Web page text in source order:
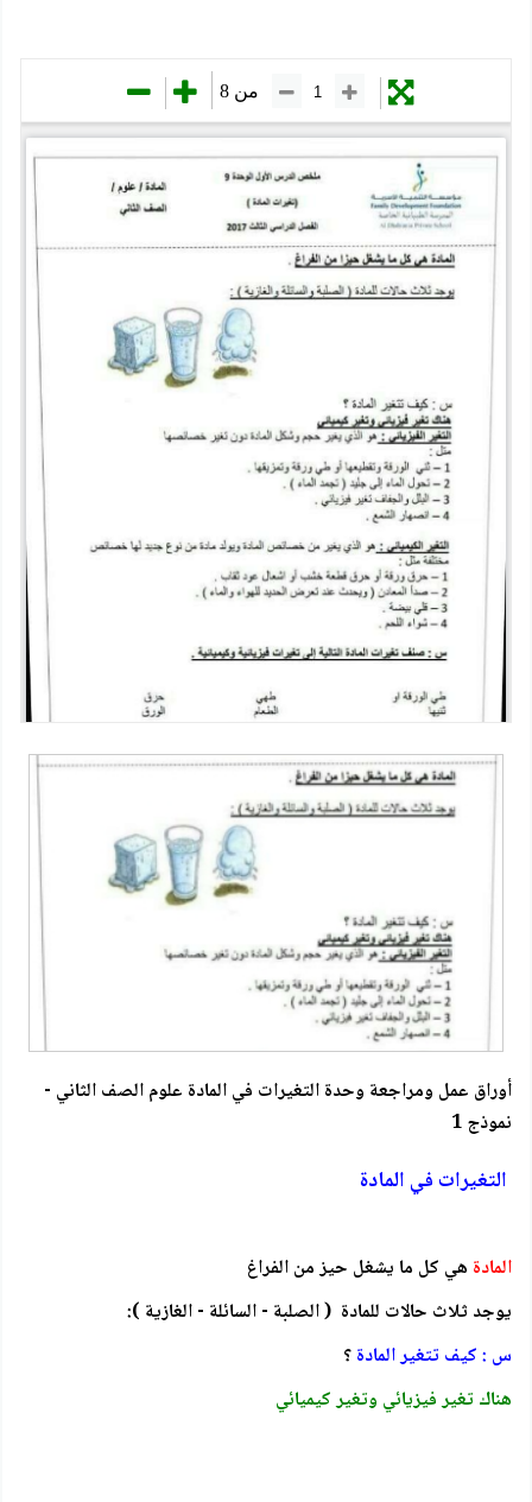
أوراق عمل ومراجعة وحدة التغيرات في المادة علوم الصف الثاني -
نموذج 1
التغيرات في المادة
المادة هي كل ما يشغل حيز من الفراغ
يوجد ثلاث حالات للمادة ( الصلبة - السائلة - الغازية ):
س : كيف تتغير المادة؟
هناك تغير فيزيائي وتغير كيميائي